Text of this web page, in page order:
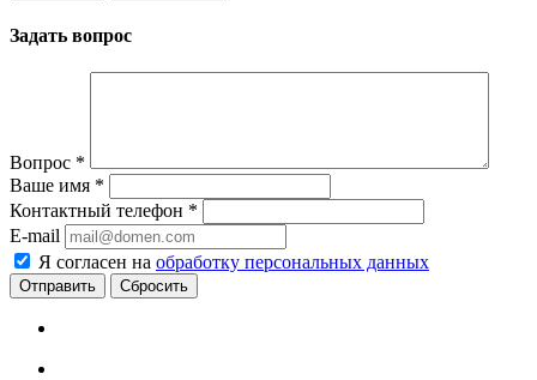
Задать вопрос
Вопрос *
Ваше имя *
Контактный телефон *
E-mail
Я согласен на обработку персональных данных
Сбросить